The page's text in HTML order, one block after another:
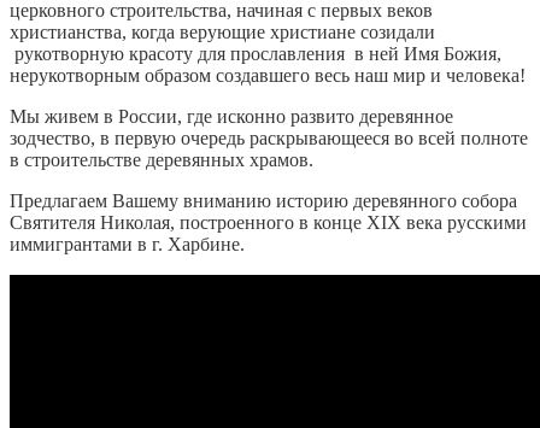
церковного строительства, начиная с первых веков
христианства, когда верующие христиане созидали
рукотворную красоту для прославления в ней Имя Божия,
нерукотворным образом создавшего весь наш мир и человека!
Мы живем в России, где исконно развито деревянное
зодчество, в первую очередь раскрывающееся во всей полноте
в строительстве деревянных храмов.
Предлагаем Вашему вниманию историю деревянного собора
Святителя Николая, построенного в конце XIX века русскими
иммигрантами в г. Харбине.